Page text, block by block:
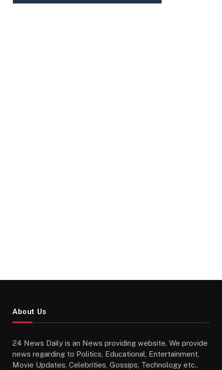
About Us
24 News Daily is an News providing website. We provide
news regarding to Politics, Educational, Entertainment,
Movie Updates, Celebrities, Gossips, Technology etc..